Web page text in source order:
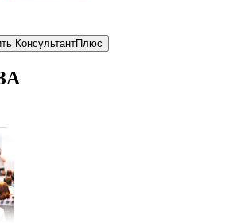
КонсультантПлюс